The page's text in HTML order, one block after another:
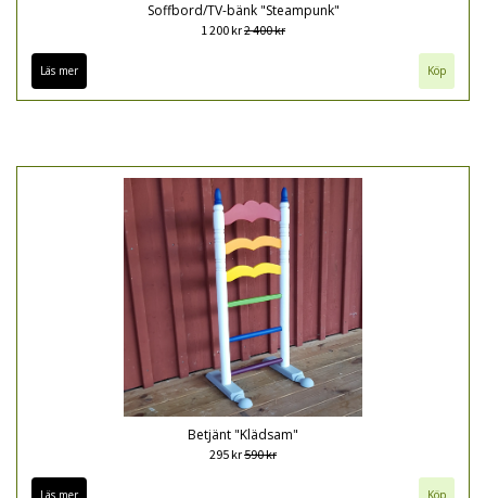
Soffbord/TV-bänk "Steampunk"
1 200 kr2 400 kr
Läs mer
Betjänt "Klädsam"
295 kr590 kr